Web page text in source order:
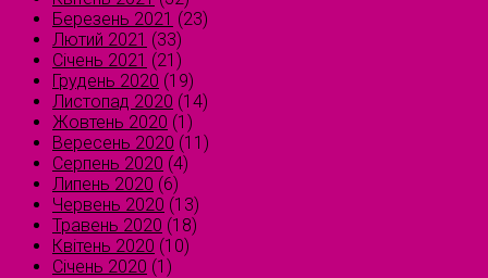
Березень 2021 (23)
Лютий 2021 (33)
Січень 2021 (21)
Грудень 2020 (19)
Листопад 2020 (14)
Жовтень 2020 (1)
Вересень 2020 (11)
Серпень 2020 (4)
Липень 2020 (6)
Червень 2020 (13)
Травень 2020 (18)
Квітень 2020 (10)
Січень 2020 (1)